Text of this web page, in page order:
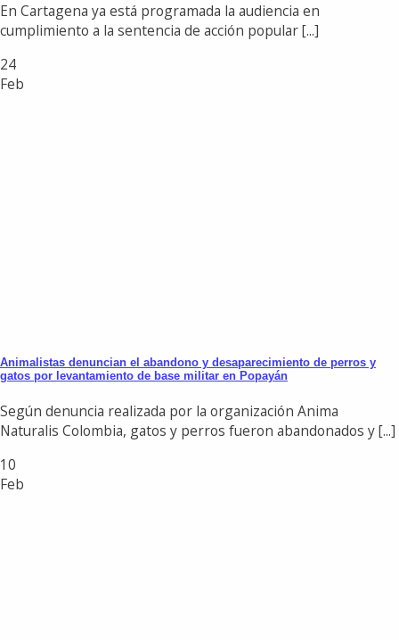
En Cartagena ya está programada la audiencia en
cumplimiento a la sentencia de acción popular [...]
24
Feb
Animalistas denuncian el abandono y desaparecimiento de perros y
gatos por levantamiento de base militar en Popayán
Según denuncia realizada por la organización Anima
Naturalis Colombia, gatos y perros fueron abandonados y [...]
10
Feb